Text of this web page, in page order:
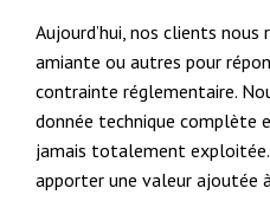
Aujourd’hui, nos clients
amiante ou autres pour
contrainte réglementaire.
donnée technique complète
jamais totalement
apporter une valeur ajoutée